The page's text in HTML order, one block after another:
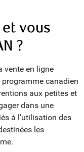
vous
?
vente en ligne
canadien
aux petites et
dans une
à l’utilisation des
les